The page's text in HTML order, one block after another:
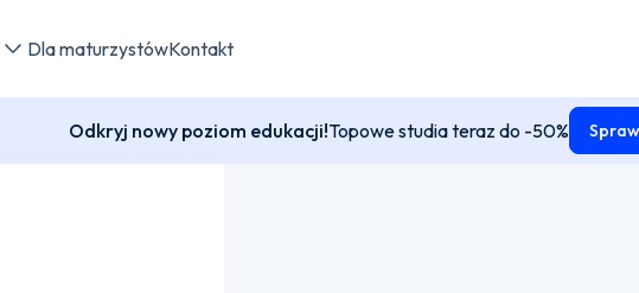
Dla maturzystówKontakt
Odkryj nowy poziom edukacji!Topowe studia teraz do -50%